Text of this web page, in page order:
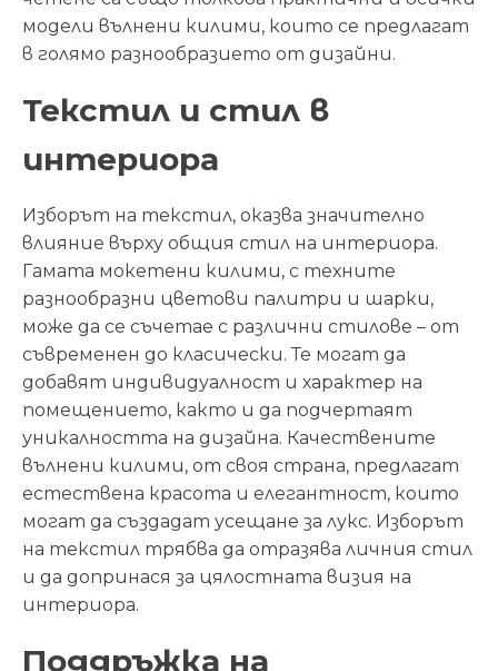
модели вълнени килими, които се предлагат
в голямо разнообразието от дизайни.
Текстил и стил в
интериора
Изборът на текстил, оказва значително
влияние върху общия стил на интериора.
Гамата мокетени килими, с техните
разнообразни цветови палитри и шарки,
може да се съчетае с различни стилове – от
съвременен до класически. Те могат да
добавят индивидуалност и характер на
помещението, както и да подчертаят
уникалността на дизайна. Качествените
вълнени килими, от своя страна, предлагат
естествена красота и елегантност, които
могат да създадат усещане за лукс. Изборът
на текстил трябва да отразява личния стил
и да допринася за цялостната визия на
интериора.
Поддръжка на